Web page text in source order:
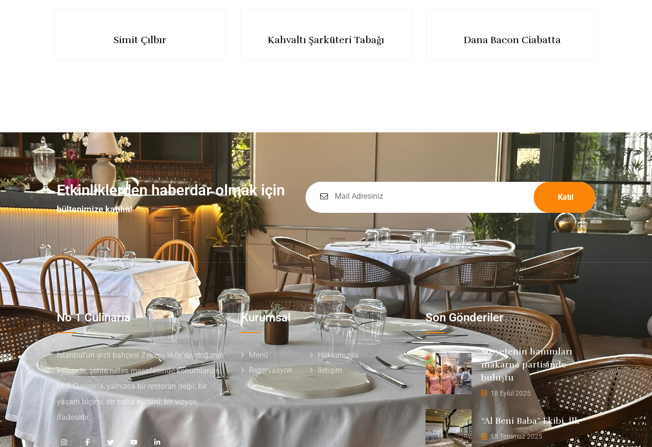
Simit Çılbır Kahvaltı Şarküteri Tabağı Dana Bacon Ciabatta
Etkinliklerden haberdar olmak için
bültenimize katılın!
Katıl
No 1 Culinaria
İstanbul’un gizli bahçesi Zekeriyaköy’de, doğanın
kalbinde, şehre nefes mesafesinde konumlanan
No1 Culinaria, yalnızca bir restoran değil; bir
yaşam biçimi, bir sofra kültürü, bir vizyon
ifadesidir.
Kurumsal
Menü
Hakkımızda
Rezervasyon
İletişim
Son Gönderiler
Sosyetenin hanımları
makarna partisinde
buluştu
18 Eylül 2025
“Al Beni Baba” Ekibi, İlk
15 Temmuz 2025